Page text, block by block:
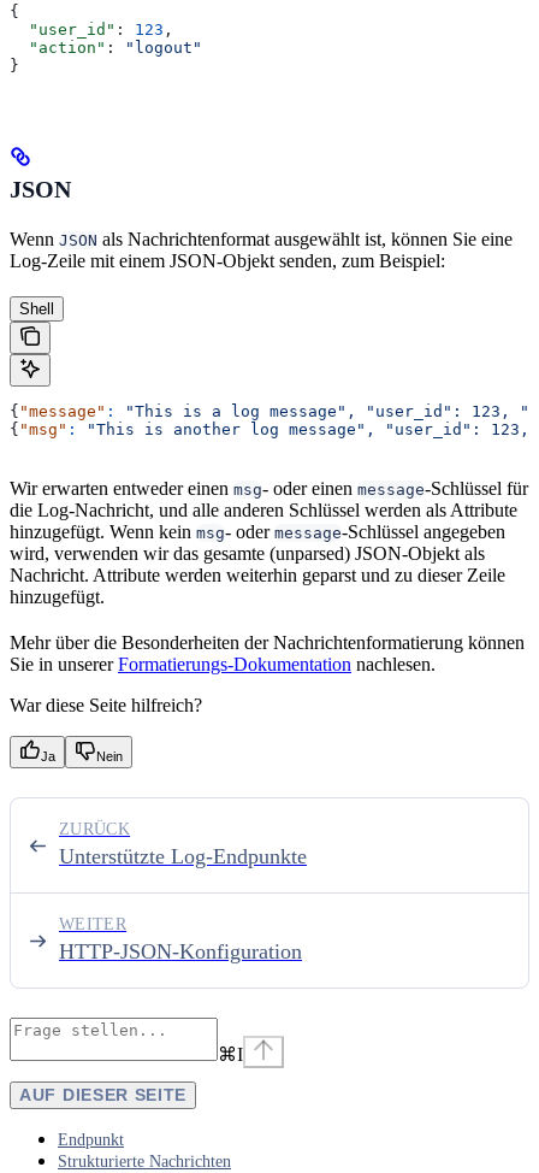
{
  "user_id"
: 123 ,
  "action"
:
"logout"
}
JSON
Wenn JSON als Nachrichtenformat ausgewählt ist, können Sie eine
Log-Zeile mit einem JSON-Objekt senden, zum Beispiel:
Shell
{ "message" : "This is a log message", "user_id": 123,
{ "msg" : "This is another log message", "user_id": 123,
Wir erwarten entweder einen msg- oder einen message-Schlüssel für
die Log-Nachricht, und alle anderen Schlüssel werden als Attribute
hinzugefügt. Wenn kein msg- oder message-Schlüssel angegeben
wird, verwenden wir das gesamte (unparsed) JSON-Objekt als
Nachricht. Attribute werden weiterhin geparst und zu dieser Zeile
hinzugefügt.
Mehr über die Besonderheiten der Nachrichtenformatierung können
Sie in unsererFormatierungs-Dokumentation nachlesen.
War diese Seite hilfreich?
Ja Nein
Unterstützte Log-Endpunkte
ZURÜCK
HTTP-JSON-Konfiguration
WEITER
⌘I
AUF DIESER SEITE
Endpunkt
Strukturierte Nachrichten